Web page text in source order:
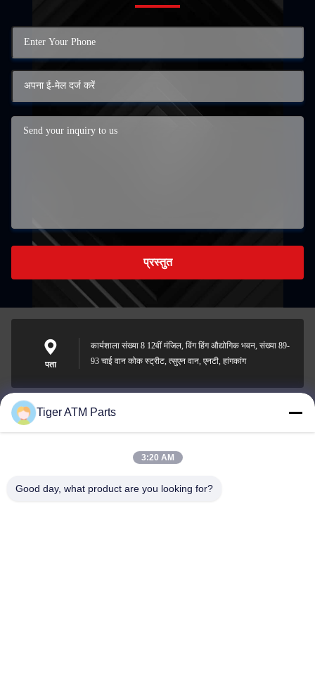
प्रस्तुत
पता
कार्यशाला संख्या 8 12वीं मंजिल, विंग हिंग औद्योगिक भवन, संख्या 89-
93 चाई वान कोक स्ट्रीट, त्सुएन वान, एनटी, हांगकांग
sales@atmpart.com.cn
Tiger ATM Parts
3:20 AM
Good day, what product are you looking for?